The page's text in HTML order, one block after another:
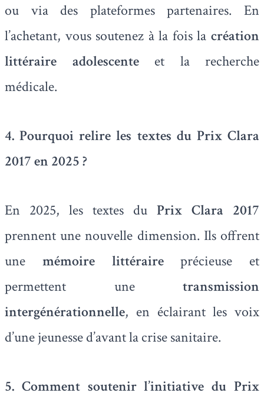
ou via des plateformes partenaires. En
l’achetant, vous soutenez à la fois la création
littéraire adolescenteet la recherche
médicale.
4. Pourquoi relire les textes du Prix Clara
2017 en 2025 ?
En 2025, les textes du Prix Clara 2017
prennent une nouvelle dimension. Ils offrent
une mémoire littéraireprécieuse et
permettent une transmission
intergénérationnelle, en éclairant les voix
d’une jeunesse d’avant la crise sanitaire.
5. Comment soutenir l’initiative du Prix